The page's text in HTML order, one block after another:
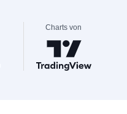
Charts von